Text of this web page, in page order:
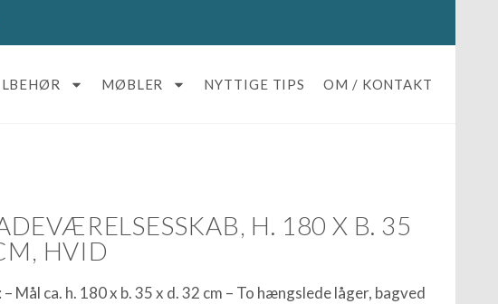
MØBLER NYTTIGE TIPS OM / KONTAKT
H. 180 X B. 35
HVID
Mål ca. h. 180 x b. 35 x d. 32 cm – To hængslede låger, bagved